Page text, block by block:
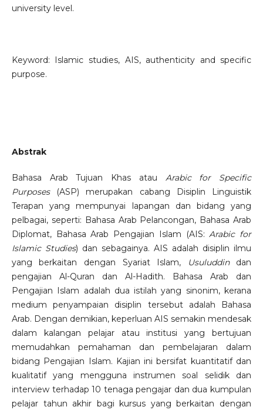
university level.
Keyword: Islamic studies, AIS, authenticity and specific
purpose.
Abstrak
Bahasa Arab Tujuan Khas atau Arabic for Specific
Purposes
(ASP) merupakan cabang Disiplin Linguistik
Terapan yang mempunyai lapangan dan bidang yang
pelbagai, seperti: Bahasa Arab Pelancongan, Bahasa Arab
Diplomat, Bahasa Arab Pengajian Islam (AIS:Arabic for
Islamic Studies) dan sebagainya. AIS adalah disiplin ilmu
yang berkaitan dengan Syariat Islam,
Usuluddindan
pengajian Al-Quran dan Al-Hadith. Bahasa Arab dan
Pengajian Islam adalah dua istilah yang sinonim, kerana
medium penyampaian disiplin tersebut adalah Bahasa
Arab. Dengan demikian, keperluan AIS semakin mendesak
dalam kalangan pelajar atau institusi yang bertujuan
memudahkan pemahaman dan pembelajaran dalam
bidang Pengajian Islam. Kajian ini bersifat kuantitatif dan
kualitatif yang mengguna instrumen soal selidik dan
interview terhadap 10 tenaga pengajar dan dua kumpulan
pelajar tahun akhir bagi kursus yang berkaitan dengan